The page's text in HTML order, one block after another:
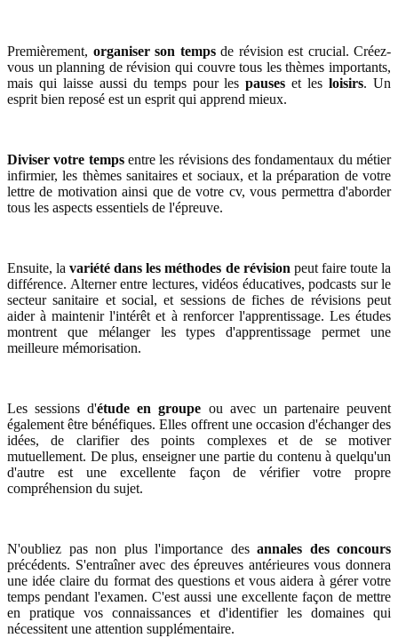
Premièrement, organiser son tempsde révision est crucial. Créez-
vous un planning de révision qui couvre tous les thèmes importants,
mais qui laisse aussi du temps pour lespauseset lesloisirs. Un
esprit bien reposé est un esprit qui apprend mieux.
Diviser votre tempsentre les révisions des fondamentaux du métier
infirmier, les thèmes sanitaires et sociaux, et la préparation de votre
lettre de motivation ainsi que de votre cv, vous permettra d'aborder
tous les aspects essentiels de l'épreuve.
Ensuite, lavariété dans les méthodes de révision peut faire toute la
différence. Alterner entre lectures, vidéos éducatives, podcasts sur le
secteur sanitaire et social, et sessions de fiches de révisions peut
aider à maintenir l'intérêt et à renforcer l'apprentissage. Les études
montrent que mélanger les types d'apprentissage permet une
meilleure mémorisation.
Les sessions d'étude en groupe ou avec un partenaire peuvent
également être bénéfiques. Elles offrent une occasion d'échanger des
idées, de clarifier des points complexes et de se motiver
mutuellement. De plus, enseigner une partie du contenu à quelqu'un
d'autre est une excellente façon de vérifier votre propre
compréhension du sujet.
N'oubliez pas non plus l'importance desannales des concours
précédents. S'entraîner avec des épreuves antérieures vous donnera
une idée claire du format des questions et vous aidera à gérer votre
temps pendant l'examen. C'est aussi une excellente façon de mettre
en pratique vos connaissances et d'identifier les domaines qui
nécessitent une attention supplémentaire.